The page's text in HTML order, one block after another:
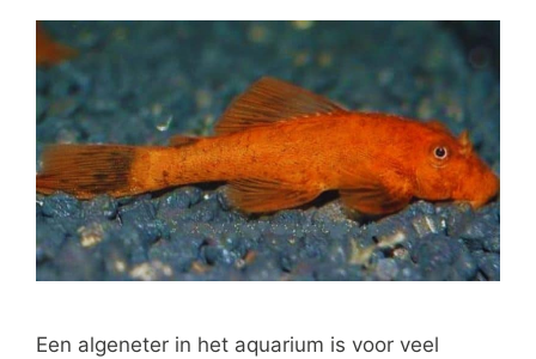
Een algeneter in het aquarium is voor veel